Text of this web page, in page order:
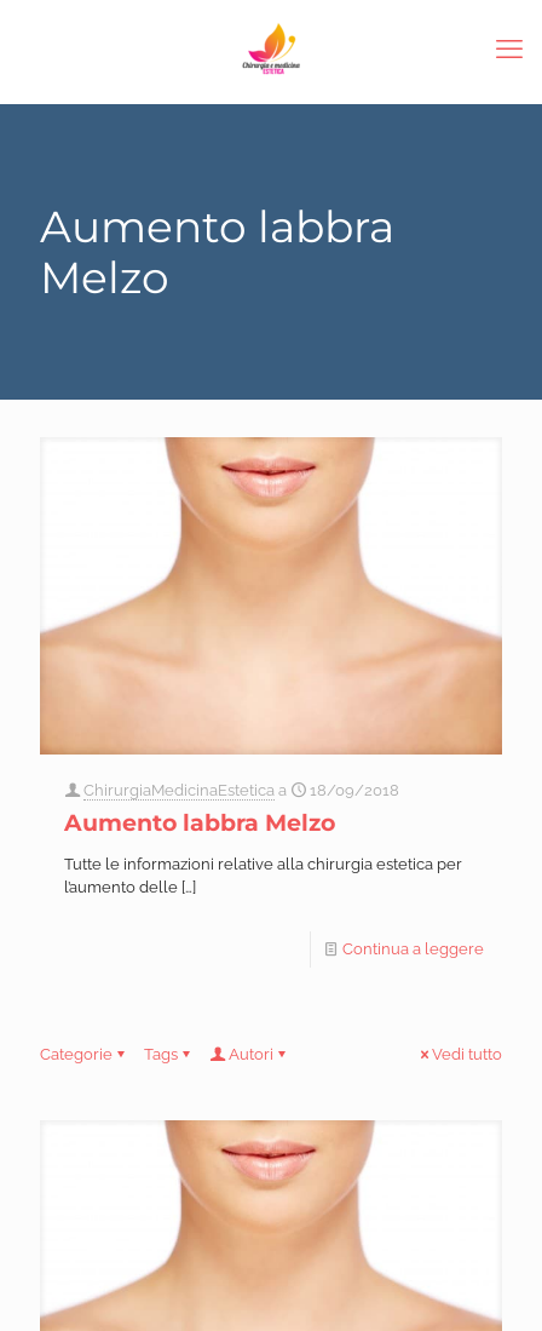
Aumento labbra
Melzo
ChirurgiaMedicinaEstetica a 18/09/2018
Aumento labbra Melzo
Tutte le informazioni relative alla chirurgia estetica per
l’aumento delle […]
Continua a leggere
Categorie Tags Autori Vedi tutto